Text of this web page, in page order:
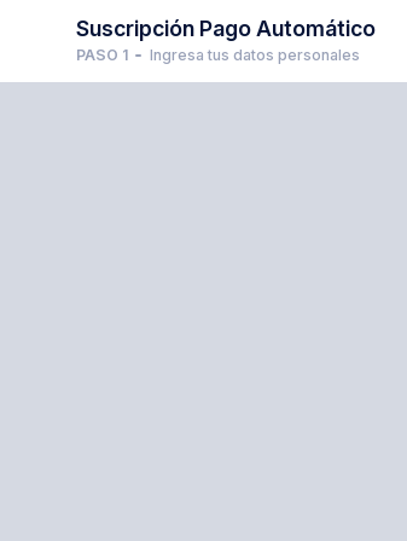
Suscripción Pago Automático
PASO 1 Ingresa tus datos personales